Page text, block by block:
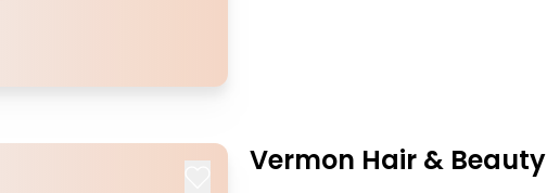
Vermon Hair & Beauty